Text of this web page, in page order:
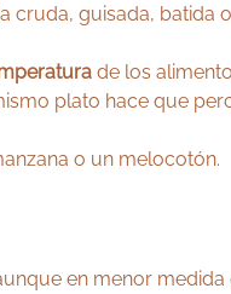
cruda, guisada, batida
de los
plato hace que
o un melocotón.
en menor